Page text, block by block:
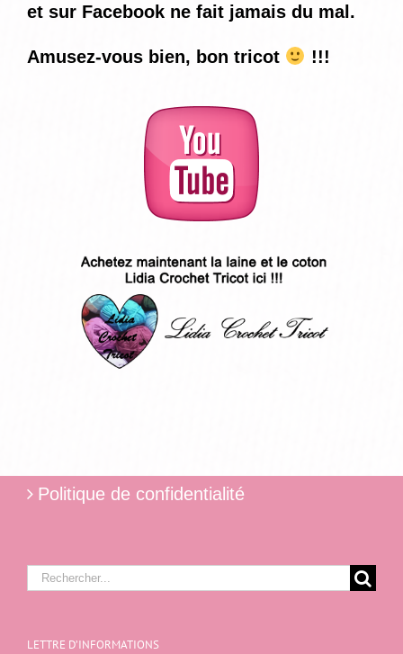
et sur Facebook ne fait jamais du mal.
Amusez-vous bien, bon tricot !!!
Politique de confidentialité
Rechercher:
LETTRE D’INFORMATIONS